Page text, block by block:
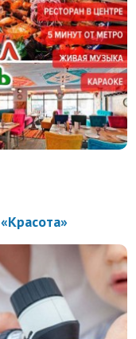
«Красота»